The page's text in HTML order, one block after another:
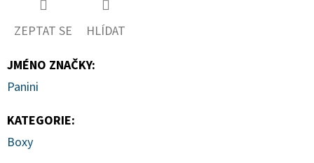
ZEPTAT SE
HLÍDAT
JMÉNO ZNAČKY:
Panini
KATEGORIE:
Boxy